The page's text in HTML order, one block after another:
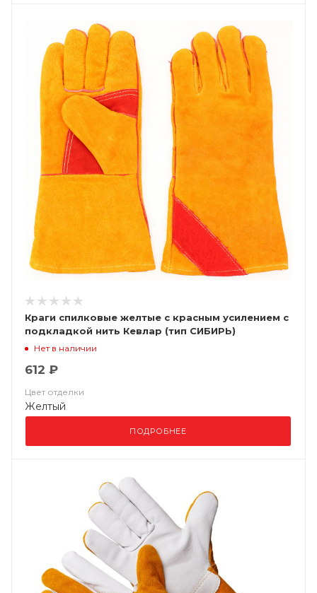
Краги спилковые желтые с красным усилением с
подкладкой нить Кевлар (тип СИБИРЬ)
Нет в наличии
612 ₽
Цвет отделки
Желтый
ПОДРОБНЕЕ